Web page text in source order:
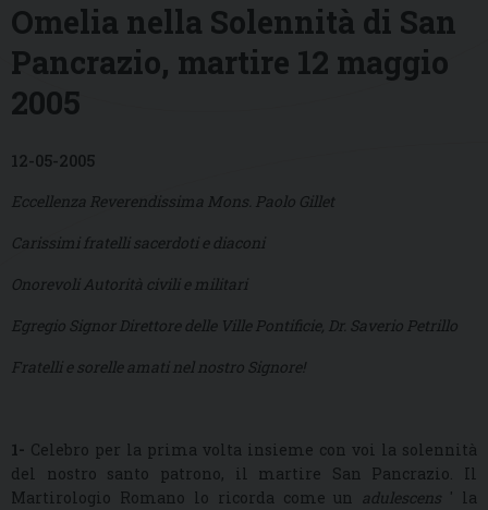
Omelia nella Solennità di San
Pancrazio, martire 12 maggio
2005
12-05-2005
Eccellenza Reverendissima Mons. Paolo Gillet
Carissimi fratelli sacerdoti e diaconi
Onorevoli Autorità civili e militari
Egregio Signor Direttore delle Ville Pontificie, Dr. Saverio Petrillo
Fratelli e sorelle amati nel nostro Signore!
1- Celebro per la prima volta insieme con voi la solennità
del nostro santo patrono, il martire San Pancrazio. Il
Martirologio Romano lo ricorda come un adulescens ' la